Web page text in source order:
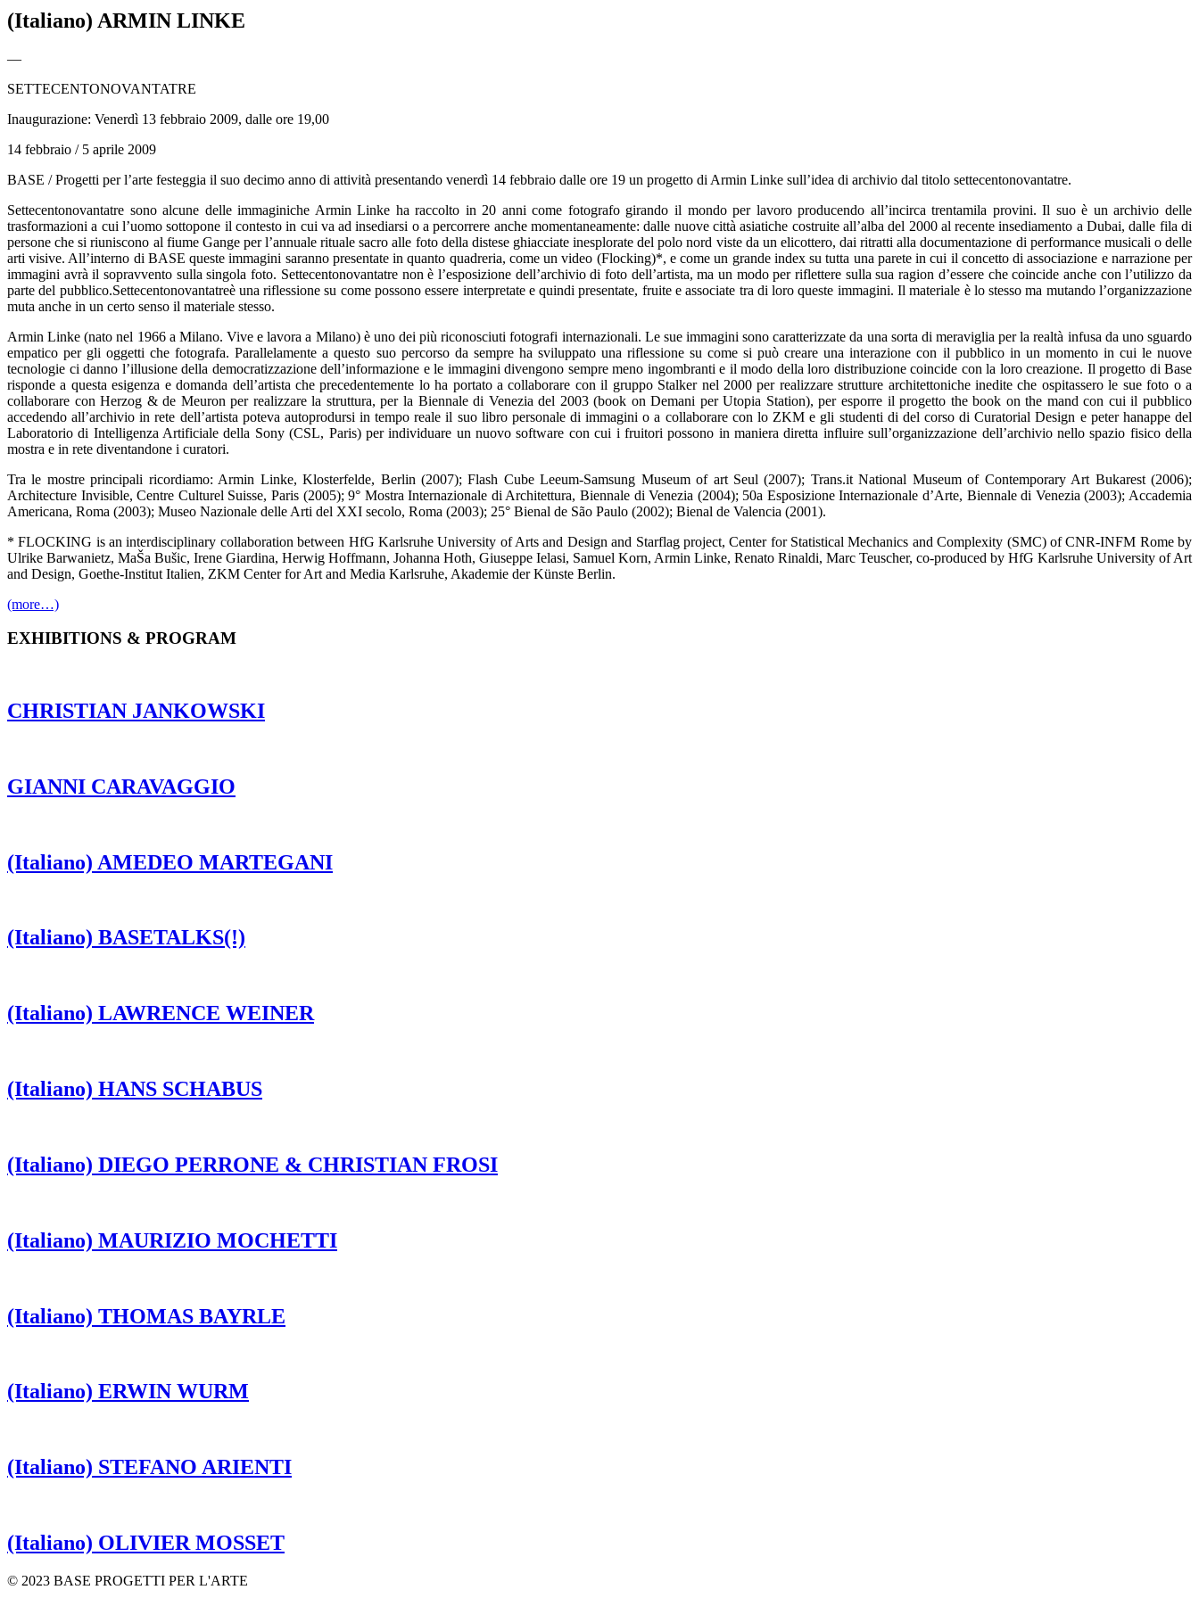
(Italiano) ARMIN LINKE
—
SETTECENTONOVANTATRE
Inaugurazione: Venerdì 13 febbraio 2009, dalle ore 19,00
14 febbraio / 5 aprile 2009
BASE / Progetti per l’arte festeggia il suo decimo anno di attività presentando venerdì 14 febbraio dalle ore 19 un progetto di Armin Linke sull’idea di archivio dal titolo settecentonovantatre.
Settecentonovantatre sono alcune delle immaginiche Armin Linke ha raccolto in 20 anni come fotografo girando il mondo per lavoro producendo all’incirca trentamila provini. Il suo è un archivio delle
trasformazioni a cui l’uomo sottopone il contesto in cui va ad insediarsi o a percorrere anche momentaneamente: dalle nuove città asiatiche costruite all’alba del 2000 al recente insediamento a Dubai, dalle fila di
persone che si riuniscono al fiume Gange per l’annuale rituale sacro alle foto della distese ghiacciate inesplorate del polo nord viste da un elicottero, dai ritratti alla documentazione di performance musicali o delle
arti visive. All’interno di BASE queste immagini saranno presentate in quanto quadreria, come un video (Flocking)*, e come un grande index su tutta una parete in cui il concetto di associazione e narrazione per
immagini avrà il sopravvento sulla singola foto. Settecentonovantatre non è l’esposizione dell’archivio di foto dell’artista, ma un modo per riflettere sulla sua ragion d’essere che coincide anche con l’utilizzo da
parte del pubblico.Settecentonovantatreè una riflessione su come possono essere interpretate e quindi presentate, fruite e associate tra di loro queste immagini. Il materiale è lo stesso ma mutando l’organizzazione
muta anche in un certo senso il materiale stesso.
Armin Linke (nato nel 1966 a Milano. Vive e lavora a Milano) è uno dei più riconosciuti fotografi internazionali. Le sue immagini sono caratterizzate da una sorta di meraviglia per la realtà infusa da uno sguardo
empatico per gli oggetti che fotografa. Parallelamente a questo suo percorso da sempre ha sviluppato una riflessione su come si può creare una interazione con il pubblico in un momento in cui le nuove
tecnologie ci danno l’illusione della democratizzazione dell’informazione e le immagini divengono sempre meno ingombranti e il modo della loro distribuzione coincide con la loro creazione. Il progetto di Base
risponde a questa esigenza e domanda dell’artista che precedentemente lo ha portato a collaborare con il gruppo Stalker nel 2000 per realizzare strutture architettoniche inedite che ospitassero le sue foto o a
collaborare con Herzog & de Meuron per realizzare la struttura, per la Biennale di Venezia del 2003 (book on Demani per Utopia Station), per esporre il progetto the book on the mand con cui il pubblico
accedendo all’archivio in rete dell’artista poteva autoprodursi in tempo reale il suo libro personale di immagini o a collaborare con lo ZKM e gli studenti di del corso di Curatorial Design e peter hanappe del
Laboratorio di Intelligenza Artificiale della Sony (CSL, Paris) per individuare un nuovo software con cui i fruitori possono in maniera diretta influire sull’organizzazione dell’archivio nello spazio fisico della
mostra e in rete diventandone i curatori.
Tra le mostre principali ricordiamo: Armin Linke, Klosterfelde, Berlin (2007); Flash Cube Leeum-Samsung Museum of art Seul (2007); Trans.it National Museum of Contemporary Art Bukarest (2006);
Architecture Invisible, Centre Culturel Suisse, Paris (2005); 9° Mostra Internazionale di Architettura, Biennale di Venezia (2004); 50a Esposizione Internazionale d’Arte, Biennale di Venezia (2003); Accademia
Americana, Roma (2003); Museo Nazionale delle Arti del XXI secolo, Roma (2003); 25° Bienal de São Paulo (2002); Bienal de Valencia (2001).
* FLOCKING is an interdisciplinary collaboration between HfG Karlsruhe University of Arts and Design and Starflag project, Center for Statistical Mechanics and Complexity (SMC) of CNR-INFM Rome by
Ulrike Barwanietz, MaŠa Bušic, Irene Giardina, Herwig Hoffmann, Johanna Hoth, Giuseppe Ielasi, Samuel Korn, Armin Linke, Renato Rinaldi, Marc Teuscher, co-produced by HfG Karlsruhe University of Art
and Design, Goethe-Institut Italien, ZKM Center for Art and Media Karlsruhe, Akademie der Künste Berlin.
(more…)
EXHIBITIONS & PROGRAM
CHRISTIAN JANKOWSKI
GIANNI CARAVAGGIO
(Italiano) AMEDEO MARTEGANI
(Italiano) BASETALKS(!)
(Italiano) LAWRENCE WEINER
(Italiano) HANS SCHABUS
(Italiano) DIEGO PERRONE & CHRISTIAN FROSI
(Italiano) MAURIZIO MOCHETTI
(Italiano) THOMAS BAYRLE
(Italiano) ERWIN WURM
(Italiano) STEFANO ARIENTI
(Italiano) OLIVIER MOSSET
© 2023 BASE PROGETTI PER L'ARTE